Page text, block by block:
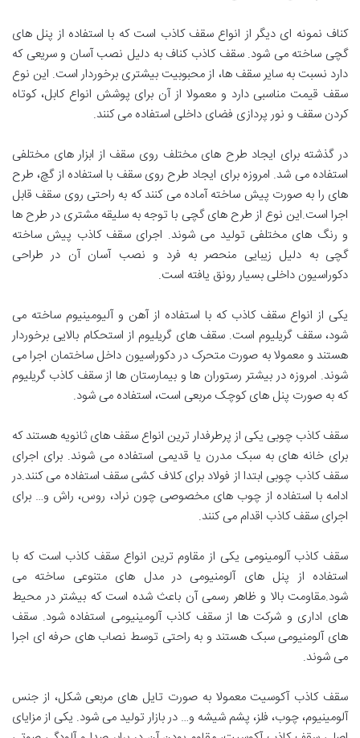
کناف نمونه ای دیگر از انواع سقف کاذب است که با استفاده از پنل های
گچی ساخته می شود. سقف کاذب کناف به دلیل نصب آسان و سریعی که
دارد نسبت به سایر سقف ها، از محبوبیت بیشتری برخوردار است. این نوع
سقف قیمت مناسبی دارد و معمولا از آن برای پوشش انواع کابل، کوتاه
کردن سقف و نور پردازی فضای داخلی استفاده می کنند.
در گذشته برای ایجاد طرح های مختلف روی سقف از ابزار های مختلفی
استفاده می شد. امروزه برای ایجاد طرح روی سقف با استفاده از گچ، طرح
های را به صورت پیش ساخته آماده می کنند که به راحتی روی سقف قابل
اجرا است.این نوع از طرح های گچی با توجه به سلیقه مشتری در طرح ها
و رنگ های مختلفی تولید می شوند. اجرای سقف کاذب پیش ساخته
گچی به دلیل زیبایی منحصر به فرد و نصب آسان آن در طراحی
دکوراسیون داخلی بسیار رونق یافته است.
یکی از انواع سقف کاذب که با استفاده از آهن و آلیومینیوم ساخته می
شود، سقف گریلیوم است. سقف های گریلیوم از استحکام بالایی برخوردار
هستند و معمولا به صورت متحرک در دکوراسیون داخل ساختمان اجرا می
شوند. امروزه در بیشتر رستوران ها و بیمارستان ها از سقف کاذب گریلیوم
که به صورت پنل های کوچک مربعی است، استفاده می شود.
سقف کاذب چوبی یکی از پرطرفدار ترین انواع سقف های ثانویه هستند که
برای خانه های به سبک مدرن یا قدیمی استفاده می شوند. برای اجرای
سقف کاذب چوبی ابتدا از فولاد برای کلاف کشی سقف استفاده می کنند.در
ادامه با استفاده از چوب های مخصوصی چون نراد، روس، راش و… برای
اجرای سقف کاذب اقدام می کنند.
سقف کاذب آلومینومی یکی از مقاوم ترین انواع سقف کاذب است که با
استفاده از پنل های آلومنیومی در مدل های متنوعی ساخته می
شود.مقاومت بالا و ظاهر رسمی آن باعث شده است که بیشتر در محیط
های اداری و شرکت ها از سقف کاذب آلومینیومی استفاده شود. سقف
های آلومنیومی سبک هستند و به راحتی توسط نصاب های حرفه ای اجرا
می شوند.
سقف کاذب آکوسیت معمولا به صورت تایل های مربعی شکل، از جنس
آلومینیوم، چوب، فلز، پشم شیشه و… در بازار تولید می شود. یکی از مزایای